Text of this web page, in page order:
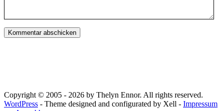
Copyright © 2005 - 2026 by Thelyn Ennor. All rights reserved.
WordPress - Theme designed and configurated by Xell - Impressum